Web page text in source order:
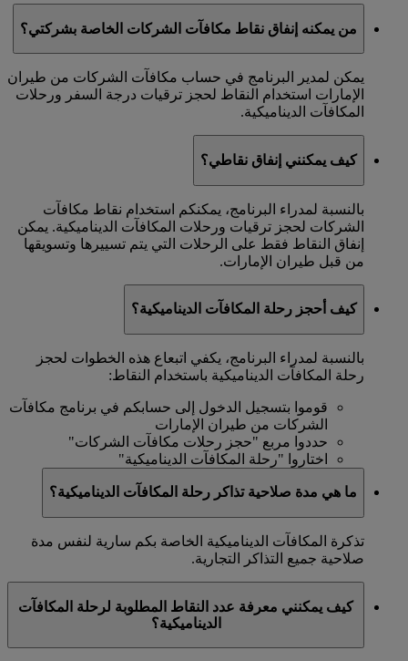
من يمكنه إنفاق نقاط مكافآت الشركات الخاصة بشركتي؟
يمكن لمدير البرنامج في حساب مكافآت الشركات من طيران
الإمارات استخدام النقاط لحجز ترقيات درجة السفر ورحلات
المكافآت الديناميكية.
كيف يمكنني إنفاق نقاطي؟
بالنسبة لمدراء البرنامج، يمكنكم استخدام نقاط مكافآت
الشركات لحجز ترقيات ورحلات المكافآت الديناميكية. يمكن
إنفاق النقاط فقط على الرحلات التي يتم تسييرها وتسويقها
من قبل طيران الإمارات.
كيف أحجز رحلة المكافآت الديناميكية؟
بالنسبة لمدراء البرنامج، يكفي اتبعاع هذه الخطوات لحجز
رحلة المكافآت الديناميكية باستخدام النقاط:
قوموا بتسجيل الدخول إلى حسابكم في برنامج مكافآت
الشركات من طيران الإمارات
حددوا مربع "حجز رحلات مكافآت الشركات"
اختاروا "رحلة المكافآت الديناميكية"
ما هي مدة صلاحية تذاكر رحلة المكافآت الديناميكية؟
تذكرة المكافآت الديناميكية الخاصة بكم سارية لنفس مدة
صلاحية جميع التذاكر التجارية.
كيف يمكنني معرفة عدد النقاط المطلوبة لرحلة المكافآت
الديناميكية؟